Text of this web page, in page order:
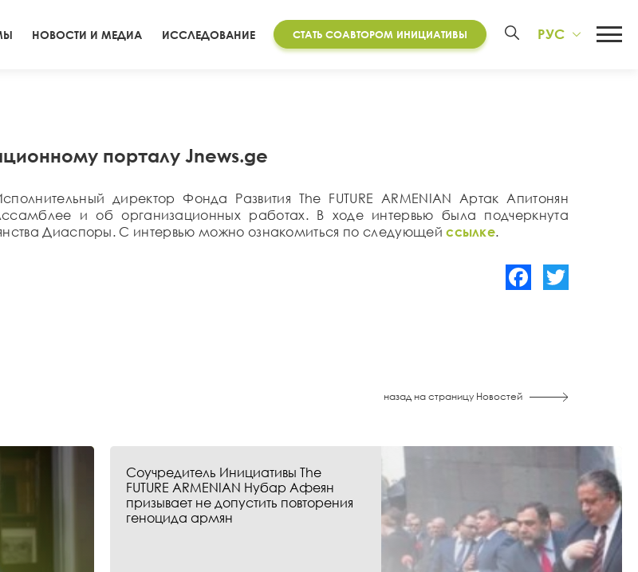
НОВОСТИ И МЕДИА ИССЛЕДОВАНИЕ СТАТЬ СОАВТОРОМ ИНИЦИАТИВЫ РУС
порталу Jnews.ge
директор Фонда Развития The FUTURE ARMENIAN Артак Апитонян
и об организационных работах. В ходе интервью была подчеркнута
Диаспоры. С интервью можно ознакомиться по следующейссылке.
назад на страницу Новостей
Соучредитель Инициативы The
FUTURE ARMENIAN Нубар Афеян
призывает не допустить повторения
геноцида армян